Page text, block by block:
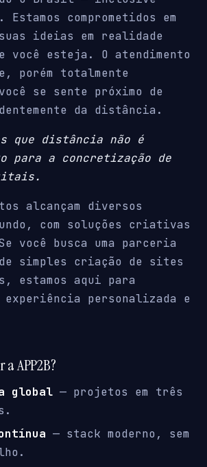
. Estamos comprometidos em
ideias em realidade
você esteja. O atendimento
porém totalmente
se sente próximo de
da distância.
que distância não é
para a concretização de
alcançam diversos
com soluções criativas
você busca uma parceria
simples criação de sites
estamos aqui para
experiência personalizada e
APP2B?
global — projetos em três
— stack moderno, sem